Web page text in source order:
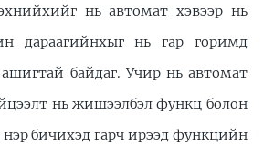
нь автомат хэвээр нь
дараагийнхыг нь гар горимд
байдаг. Учир нь автомат
нь жишээлбэл функц болон
нэр бичихэд гарч ирээд функцийн